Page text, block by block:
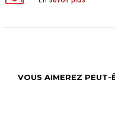
VOUS AIMEREZ PEUT-